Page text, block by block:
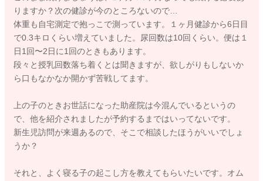
りますか？次の健診が今のところないので…
体重も自宅測定で抱っこで測っています。１ヶ月健診から6日目
で0.3キロくらい増えていました。尿回数は10回くらい。便は１
日1回〜2日に1回のときもあります。
段々と授乳回数落ち着くとは聞きますが、欲しがりもしないか
ら口もなかなか開かず苦戦してます。
上の子のときお世話になった助産院は今混んでいるというの
で、他を紹介されましたが予約するまではいってないです。
新生児訪問が来週あるので、そこで相談したほうがいいでしょ
うか？
それと、よく寝る子の起こし方を教えてもらいたいです。オム